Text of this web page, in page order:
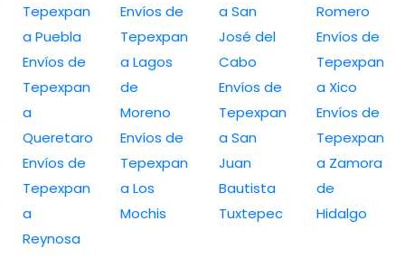
Tepexpan
a Puebla
Envíos de
Tepexpan
a
Queretaro
Envíos de
Tepexpan
a
Reynosa
Envíos de
Tepexpan
a Lagos
de
Moreno
Envíos de
Tepexpan
a Los
Mochis
a San
José del
Cabo
Envíos de
Tepexpan
a San
Juan
Bautista
Tuxtepec
Romero
Envíos de
Tepexpan
a Xico
Envíos de
Tepexpan
a Zamora
de
Hidalgo